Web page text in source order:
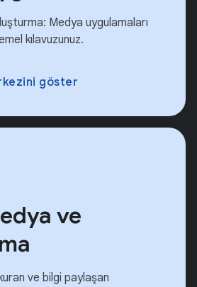
Medya uygulamaları
kılavuzunuz.
göster
ve
ve bilgi paylaşan